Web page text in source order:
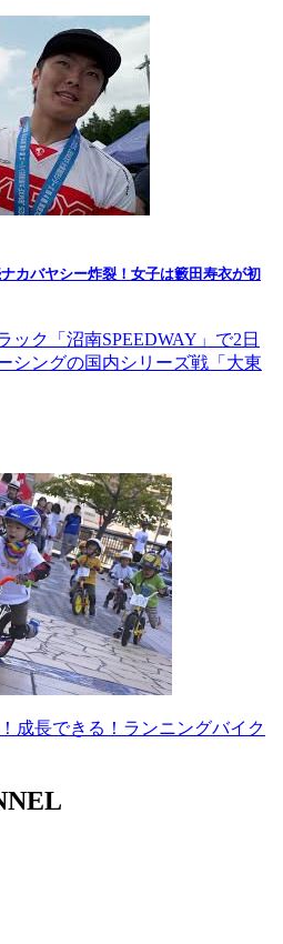
カバヤシー炸裂！女子は籔田寿衣が初
ク「沼南SPEEDWAY」で2日
シングの国内シリーズ戦「大東
成長できる！ランニングバイク